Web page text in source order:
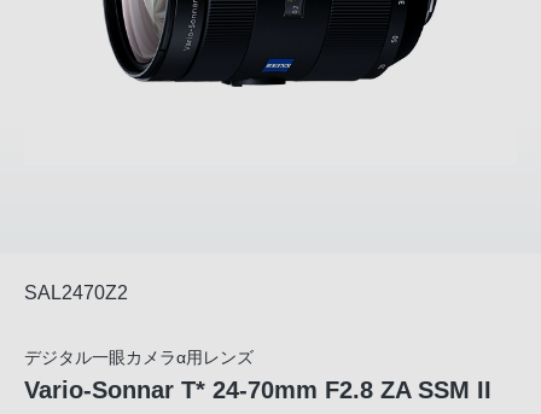
SAL2470Z2
デジタル一眼カメラα用レンズ
Vario-Sonnar T* 24-70mm F2.8 ZA SSM II